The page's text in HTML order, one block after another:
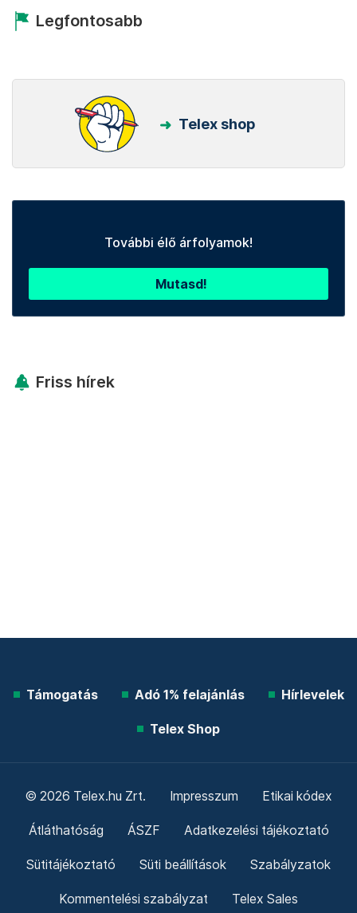
Legfontosabb
Telex shop
További élő árfolyamok!
Mutasd!
Friss hírek
Támogatás Adó 1% felajánlás Hírlevelek
Telex Shop
© 2026 Telex.hu Zrt. Impresszum Etikai kódex
Átláthatóság ÁSZF Adatkezelési tájékoztató
Sütitájékoztató Süti beállítások Szabályzatok
Kommentelési szabályzat Telex Sales